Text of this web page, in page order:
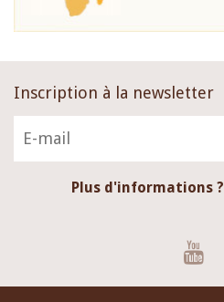
Inscription à la newsletter
Plus d'informations ?